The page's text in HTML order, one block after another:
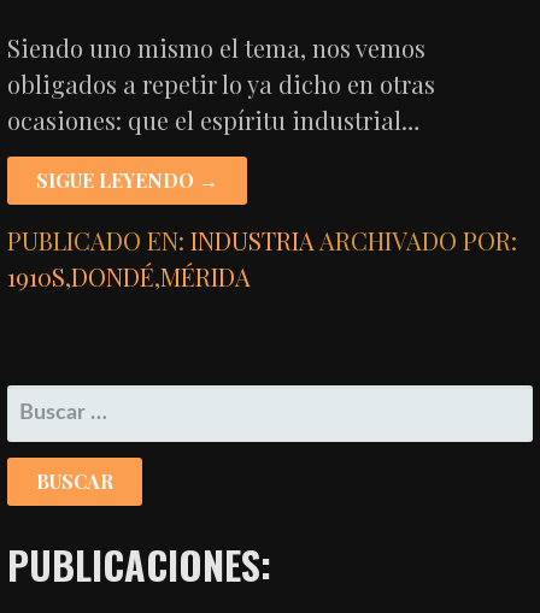
Siendo uno mismo el tema, nos vemos
obligados a repetir lo ya dicho en otras
ocasiones: que el espíritu industrial…
SIGUE LEYENDO →
PUBLICADO EN:INDUSTRIA ARCHIVADO POR:
1910S,DONDÉ,MÉRIDA
BUSCAR:
PUBLICACIONES: